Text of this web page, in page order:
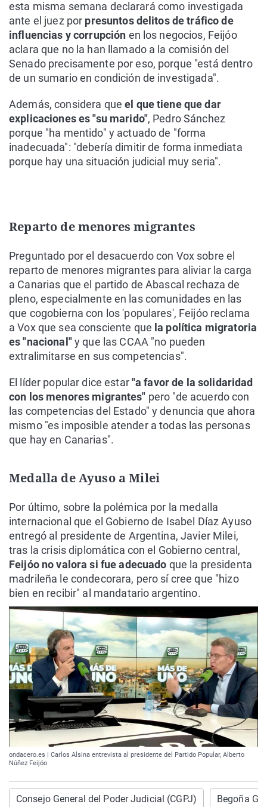
esta misma semana declarará como investigada
ante el juez por presuntos delitos de tráfico de
influencias y corrupción en los negocios, Feijóo
aclara que no la han llamado a la comisión del
Senado precisamente por eso, porque "está dentro
de un sumario en condición de investigada".
Además, considera queel que tiene que dar
explicaciones es "su marido", Pedro Sánchez
porque "ha mentido" y actuado de "forma
inadecuada": "debería dimitir de forma inmediata
porque hay una situación judicial muy seria".
Reparto de menores migrantes
Preguntado por el desacuerdo con Vox sobre el
reparto de menores migrantes para aliviar la carga
a Canarias que el partido de Abascal rechaza de
pleno, especialmente en las comunidades en las
que cogobierna con los 'populares', Feijóo reclama
a Vox que sea consciente que la política migratoria
es "nacional"y que las CCAA "no pueden
extralimitarse en sus competencias".
El líder popular dice estar"a favor de la solidaridad
con los menores migrantes" pero "de acuerdo con
las competencias del Estado" y denuncia que ahora
mismo "es imposible atender a todas las personas
que hay en Canarias".
Medalla de Ayuso a Milei
Por último, sobre la polémica por la medalla
internacional que el Gobierno de Isabel Díaz Ayuso
entregó al presidente de Argentina, Javier Milei,
tras la crisis diplomática con el Gobierno central,
Feijóo no valora si fue adecuado que la presidenta
madrileña le condecorara, pero sí cree que "hizo
bien en recibir" al mandatario argentino.
ondacero.es | Carlos Alsina entrevista al presidente del Partido Popular, Alberto
Núñez Feijóo
Consejo General del Poder Judicial (CGPJ) Begoña